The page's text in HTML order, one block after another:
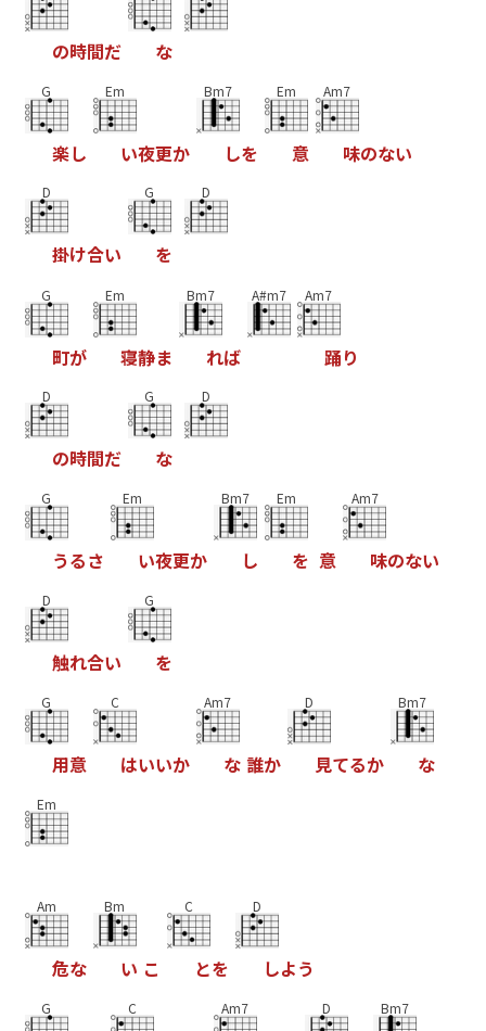
の時間だ な
G
楽し
Em
い夜更か
Bm7
しを
Em
意
Am7
味のない
D
掛け合い
G
を
D
G
町が
Em
寝静ま
Bm7
れば
A#m7 Am7
踊り
D
の時間だ
G
な
D
G
うるさ
Em
い夜更か
Bm7
し
Em
を 意
Am7
味のない
D
触れ合い
G
を
G
用意
C
はいいか
Am7
な 誰か
D
見てるか
Bm7
な
Em
Am
危な
Bm
い こ
C
とを
D
しよう
G C Am7 D Bm7